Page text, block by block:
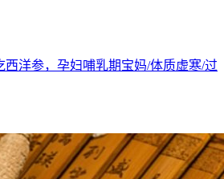
用陈皮，陈皮性温偏燥热，大多数失
质，自己的体质本来就偏燥热，所以
西洋参，孕妇哺乳期宝妈/体质虚寒/过